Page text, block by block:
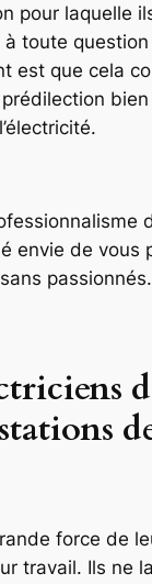
pour laquelle
toute
est que cela
envie de vous
passionnés.
force de
travail. Ils ne